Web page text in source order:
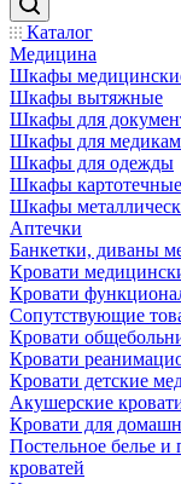
Каталог
Медицина
Шкафы
Шкафы вытяжные
Шкафы для
Шкафы для
Шкафы для одежды
Шкафы картотечные
Шкафы
Аптечки
Банкетки, диваны
Кровати
Кровати
Сопутствующие
Кровати
Кровати
Кровати детские
Акушерские
Кровати для
Постельное белье
кроватей